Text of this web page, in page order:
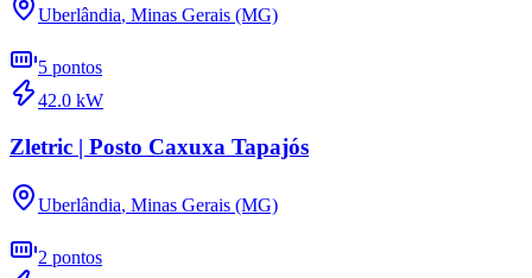
Uberlândia, Minas Gerais (MG)
5 pontos
42.0 kW
Zletric | Posto Caxuxa Tapajós
Uberlândia, Minas Gerais (MG)
2 pontos